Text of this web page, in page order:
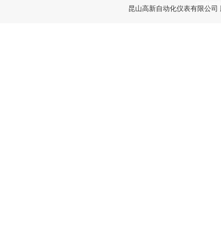
在线留
昆山高新自动化仪表有限公